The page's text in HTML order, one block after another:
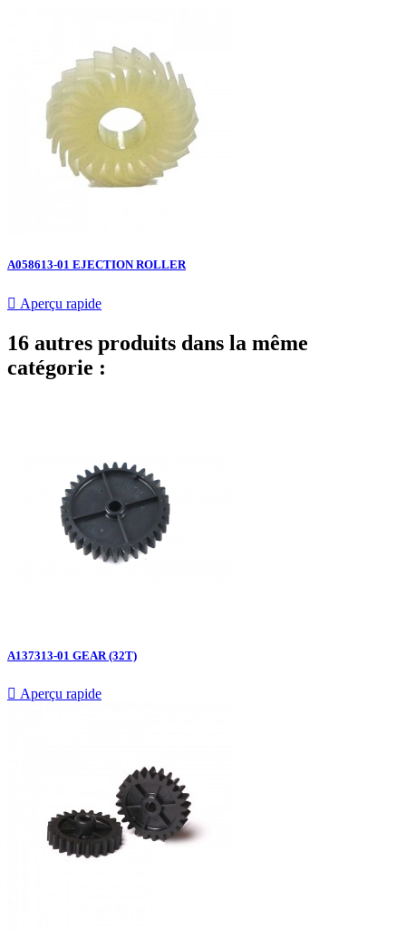
A058613-01 EJECTION ROLLER
 Aperçu rapide
16 autres produits dans la même
catégorie :
A137313-01 GEAR (32T)
 Aperçu rapide